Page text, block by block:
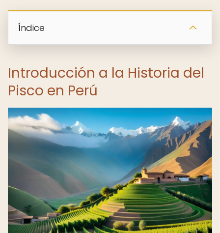
Índice
Introducción a la Historia del
Pisco en Perú